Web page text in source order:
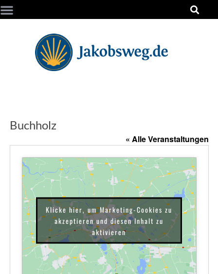
Buchholz
« Alle Veranstaltungen
Klicke hier, um Marketing-Cookies zu
akzeptieren und diesen Inhalt zu
aktivieren